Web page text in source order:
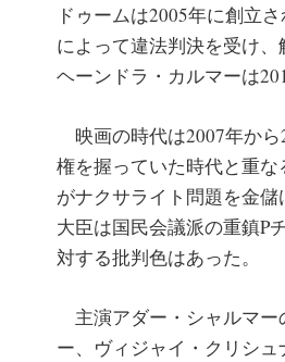
ドゥームは2005年に創立
によって違法判決を受け
ヘーンドラ・カルマーは
映画の時代は2007年か
権を握っていた時代と重
がナクサライト問題を金
大臣は国民会議派の重鎮P
対する批判色はあった。
主演アダー・シャルマー
ー、ヴィジャイ・クリシ